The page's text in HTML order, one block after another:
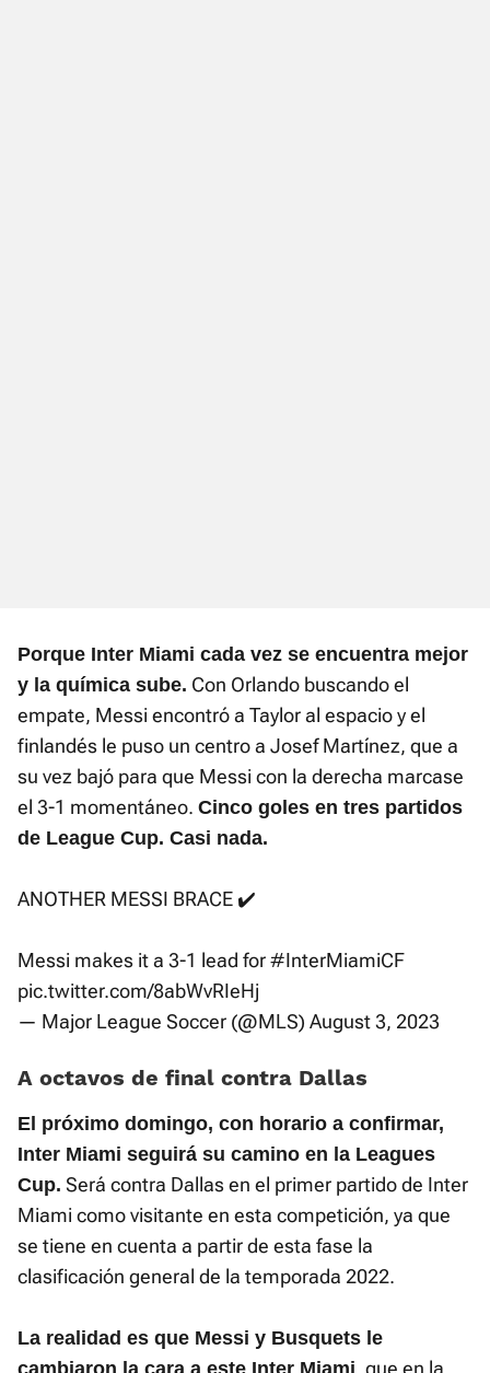
Porque Inter Miami cada vez se encuentra mejor
y la química sube. Con Orlando buscando el
empate, Messi encontró a Taylor al espacio y el
finlandés le puso un centro a Josef Martínez, que a
su vez bajó para que Messi con la derecha marcase
el 3-1 momentáneo. Cinco goles en tres partidos
de League Cup. Casi nada.
ANOTHER MESSI BRACE ✔️
Messi makes it a 3-1 lead for#InterMiamiCF
pic.twitter.com/8abWvRIeHj
— Major League Soccer (@MLS) August 3, 2023
A octavos de final contra Dallas
El próximo domingo, con horario a confirmar,
Inter Miami seguirá su camino en la Leagues
Cup. Será contra Dallas en el primer partido de Inter
Miami como visitante en esta competición, ya que
se tiene en cuenta a partir de esta fase la
clasificación general de la temporada 2022.
La realidad es que Messi y Busquets le
, que en la